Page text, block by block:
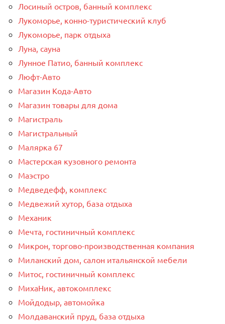
Лосиный остров, банный комплекс
Лукоморье, конно-туристический клуб
Лукоморье, парк отдыха
Луна, сауна
Лунное Патио, банный комплекс
Люфт-Авто
Магазин Кода-Авто
Магазин товары для дома
Магистраль
Магистральный
Малярка 67
Мастерская кузовного ремонта
Маэстро
Медведефф, комплекс
Медвежий хутор, база отдыха
Механик
Мечта, гостиничный комплекс
Микрон, торгово-производственная компания
Миланский дом, салон итальянской мебели
Митос, гостиничный комплекс
МихаНик, автокомплекс
Мойдодыр, автомойка
Молдаванский пруд, база отдыха